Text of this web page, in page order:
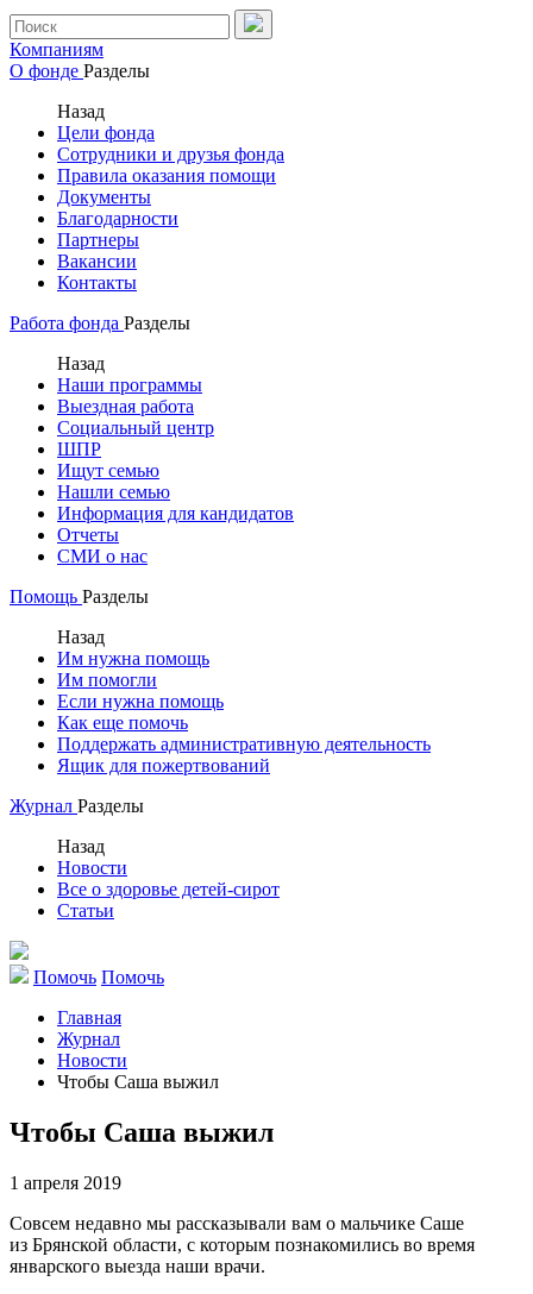
Компаниям
О фонде Разделы
Назад
Цели фонда
Сотрудники и друзья фонда
Правила оказания помощи
Документы
Благодарности
Партнеры
Вакансии
Контакты
Работа фонда Разделы
Назад
Наши программы
Выездная работа
Социальный центр
ШПР
Ищут семью
Нашли семью
Информация для кандидатов
Отчеты
СМИ о нас
Помощь Разделы
Назад
Им нужна помощь
Им помогли
Если нужна помощь
Как еще помочь
Поддержать административную деятельность
Ящик для пожертвований
Журнал Разделы
Назад
Новости
Все о здоровье детей-сирот
Статьи
Помочь Помочь
Главная
Журнал
Новости
Чтобы Саша выжил
Чтобы Саша выжил
1 апреля 2019
Совсем недавно мы рассказывали вам о мальчике Саше
из Брянской области, с которым познакомились во время
январского выезда наши врачи.